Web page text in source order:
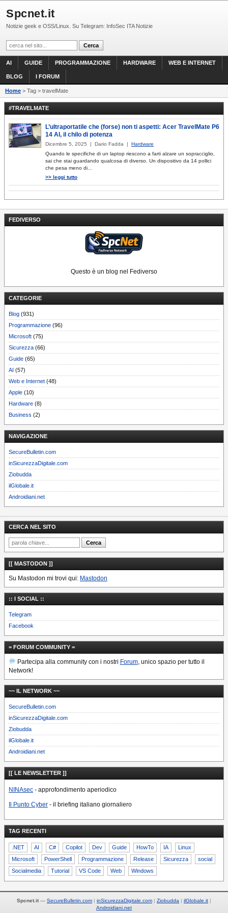
Spcnet.it
Notizie geek e OSS/Linux. Su Telegram: InfoSec ITA Notizie
AI GUIDE PROGRAMMAZIONE HARDWARE WEB E INTERNET
BLOG I FORUM
Home > Tag > travelMate
FEDIVERSO
Questo è un blog nel Fediverso
CATEGORIE
Blog (931)
Programmazione (96)
Microsoft (75)
Sicurezza (66)
Guide (65)
AI (57)
Web e Internet (48)
Apple (10)
Hardware (8)
Business (2)
NAVIGAZIONE
SecureBulletin.com
inSicurezzaDigitale.com
Ziobudda
ilGlobale.it
Androidiani.net
#TRAVELMATE
L’ultraportatile che (forse) non ti aspetti: Acer TravelMate P6
14 AI, il chilo di potenza
Dicembre 5, 2025 | Dario Fadda | Hardware
Quando le specifiche di un laptop riescono a farti alzare un sopracciglio,
sai che stai guardando qualcosa di diverso. Un dispositivo da 14 pollici
che pesa meno di...
>> leggi tutto
CERCA NEL SITO
[[ MASTODON ]]
Su Mastodon mi trovi qui: Mastodon
:: I SOCIAL ::
Telegram
Facebook
= FORUM COMMUNITY =
Partecipa alla community con i nostri Forum, unico spazio per tutto il
Network!
~~ IL NETWORK ~~
SecureBulletin.com
inSicurezzaDigitale.com
Ziobudda
ilGlobale.it
Androidiani.net
[[ LE NEWSLETTER ]]
NINAsec - approfondimento aperiodico
Il Punto Cyber - il briefing italiano giornaliero
TAG RECENTI
.NET AI C# Copilot Dev Guide HowTo IA
Linux
Microsoft
PowerShell Programmazione Release Sicurezza
social
Socialmedia
Tutorial VS Code Web Windows
Spcnet.it — SecureBulletin.com inSicurezzaDigitale.com Ziobudda
ilGlobale.it
Androidiani.net